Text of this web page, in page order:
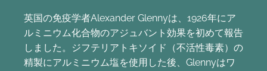
英国の免疫学者Alexander Glennyは、1926年にア
ルミニウム化合物のアジュバント効果を初めて報告
しました。ジフテリアトキソイド（不活性毒素）の
精製にアルミニウム塩を使用した後、Glennyはワ